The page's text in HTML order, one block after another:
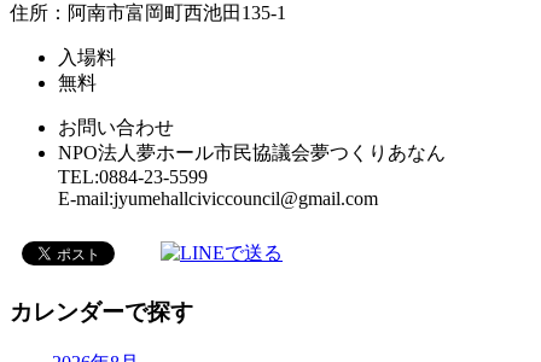
住所：阿南市富岡町西池田135-1
入場料
無料
お問い合わせ
NPO法人夢ホール市民協議会夢つくりあなん
TEL:0884-23-5599
E-mail:jyumehallciviccouncil@gmail.com
カレンダーで探す